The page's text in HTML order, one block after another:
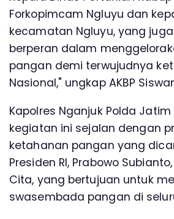
Forkopimcam Ngluyu dan
kecamatan Ngluyu, yang
berperan dalam
pangan demi terwujudnya
Nasional," ungkap AKBP
Kapolres Nganjuk Polda
kegiatan ini sejalan dengan
ketahanan pangan yang
Presiden RI, Prabowo
Cita, yang bertujuan untuk
swasembada pangan di